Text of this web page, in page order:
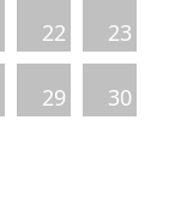
22 23
29 30